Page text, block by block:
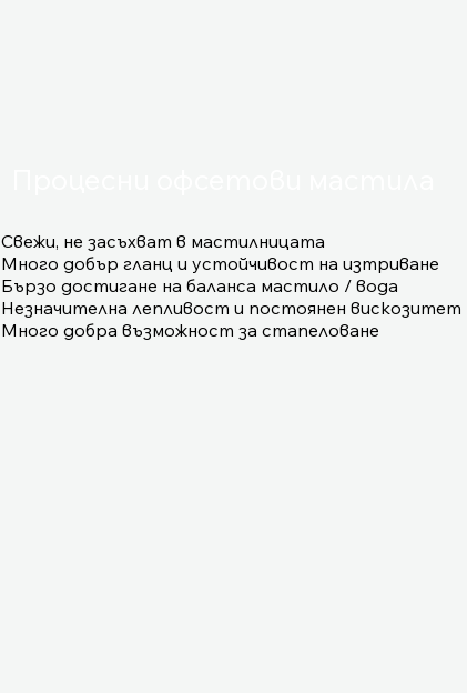
Свежи, не засъхват в мастилницата
Много добър гланц и устойчивост на изтриване
Бързо достигане на баланса мастило / вода
Незначителна лепливост и постоянен вискозитет
Много добра възможност за стапеловане